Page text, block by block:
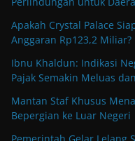
Apakah Crystal Palace
Anggaran Rp123,2 Miliar?
Ibnu Khaldun: Indikasi
Pajak Semakin Meluas
Mantan Staf Khusus
Bepergian ke Luar Negeri